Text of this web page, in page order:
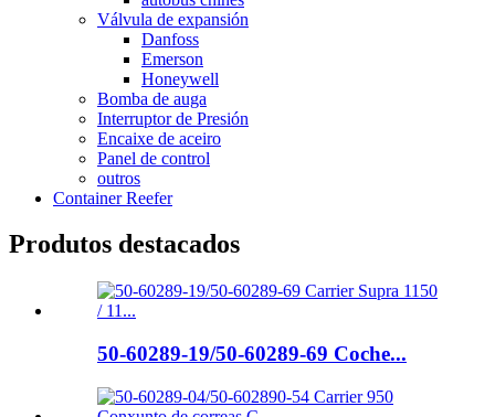
Válvula de expansión
Danfoss
Emerson
Honeywell
Bomba de auga
Interruptor de Presión
Encaixe de aceiro
Panel de control
outros
Container Reefer
Produtos destacados
50-60289-19/50-60289-69 Coche...